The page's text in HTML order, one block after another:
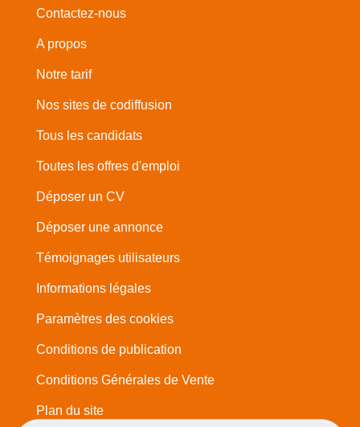
Contactez-nous
A propos
Notre tarif
Nos sites de codiffusion
Tous les candidats
Toutes les offres d'emploi
Déposer un CV
Déposer une annonce
Témoignages utilisateurs
Informations légales
Paramètres des cookies
Conditions de publication
Conditions Générales de Vente
Plan du site